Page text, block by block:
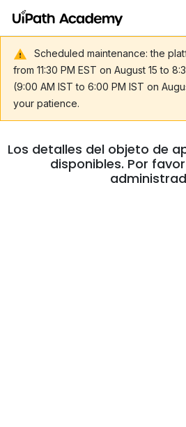
Scheduled maintenance: the
from 11:30 PM EST on August 15 to
(9:00 AM IST to 6:00 PM IST on
your patience.
Los detalles del objeto de
disponibles. Por